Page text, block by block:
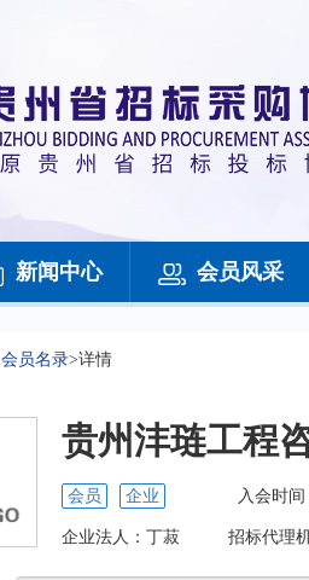
新闻中心 会员风采
会员名录>详情
贵州沣琏工程
会员 企业 入会时间
企业法人： 丁菽 招标代理